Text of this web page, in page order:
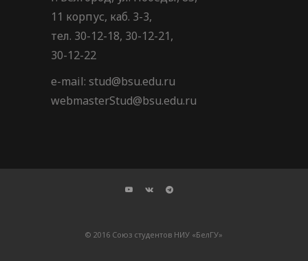
11 корпус, каб. 3-3,
тел. 30-12-18, 30-12-21,
30-12-22
e-mail: stud@bsu.edu.ru
webmasterStud@bsu.edu.ru
© 2016 Союз студентов НИУ «БелГУ»